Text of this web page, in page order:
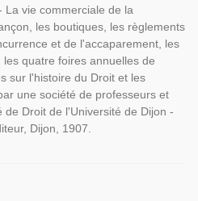
La vie commerciale de la
les boutiques, les règlements
et de l'accaparement, les
quatre foires annuelles de
sur l'histoire du Droit et les
une société de professeurs et
Droit de l'Université de Dijon -
Dijon, 1907.